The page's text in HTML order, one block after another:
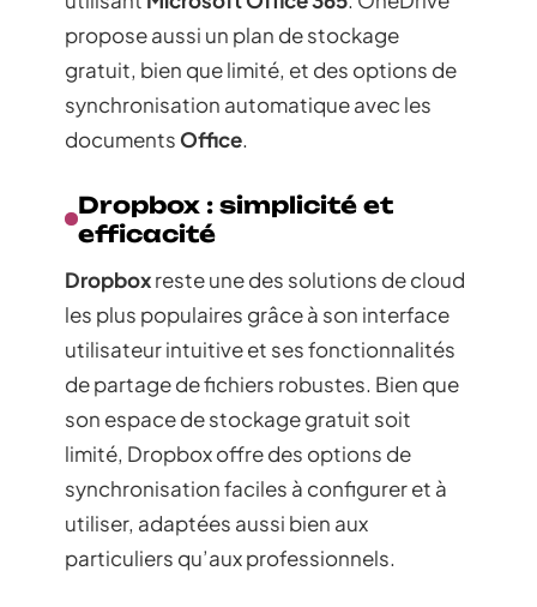
propose aussi un plan de stockage
gratuit, bien que limité, et des options de
synchronisation automatique avec les
documentsOffice.
Dropbox : simplicité et
efficacité
Dropboxreste une des solutions de cloud
les plus populaires grâce à son interface
utilisateur intuitive et ses fonctionnalités
de partage de fichiers robustes. Bien que
son espace de stockage gratuit soit
limité, Dropbox offre des options de
synchronisation faciles à configurer et à
utiliser, adaptées aussi bien aux
particuliers qu’aux professionnels.